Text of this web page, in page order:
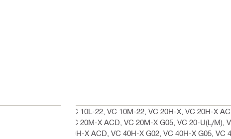
VC 10L-22, VC 10M-22, VC 20H-X, VC 20H-X
VC 20M-X ACD, VC 20M-X G05, VC 20-U(L/M),
40H-X ACD, VC 40H-X G02, VC 40H-X G05,